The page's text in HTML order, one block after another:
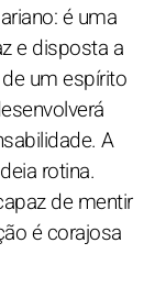
é uma
e disposta a
um espírito
A
rotina.
de mentir
é corajosa